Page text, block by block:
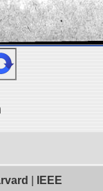
IEEE